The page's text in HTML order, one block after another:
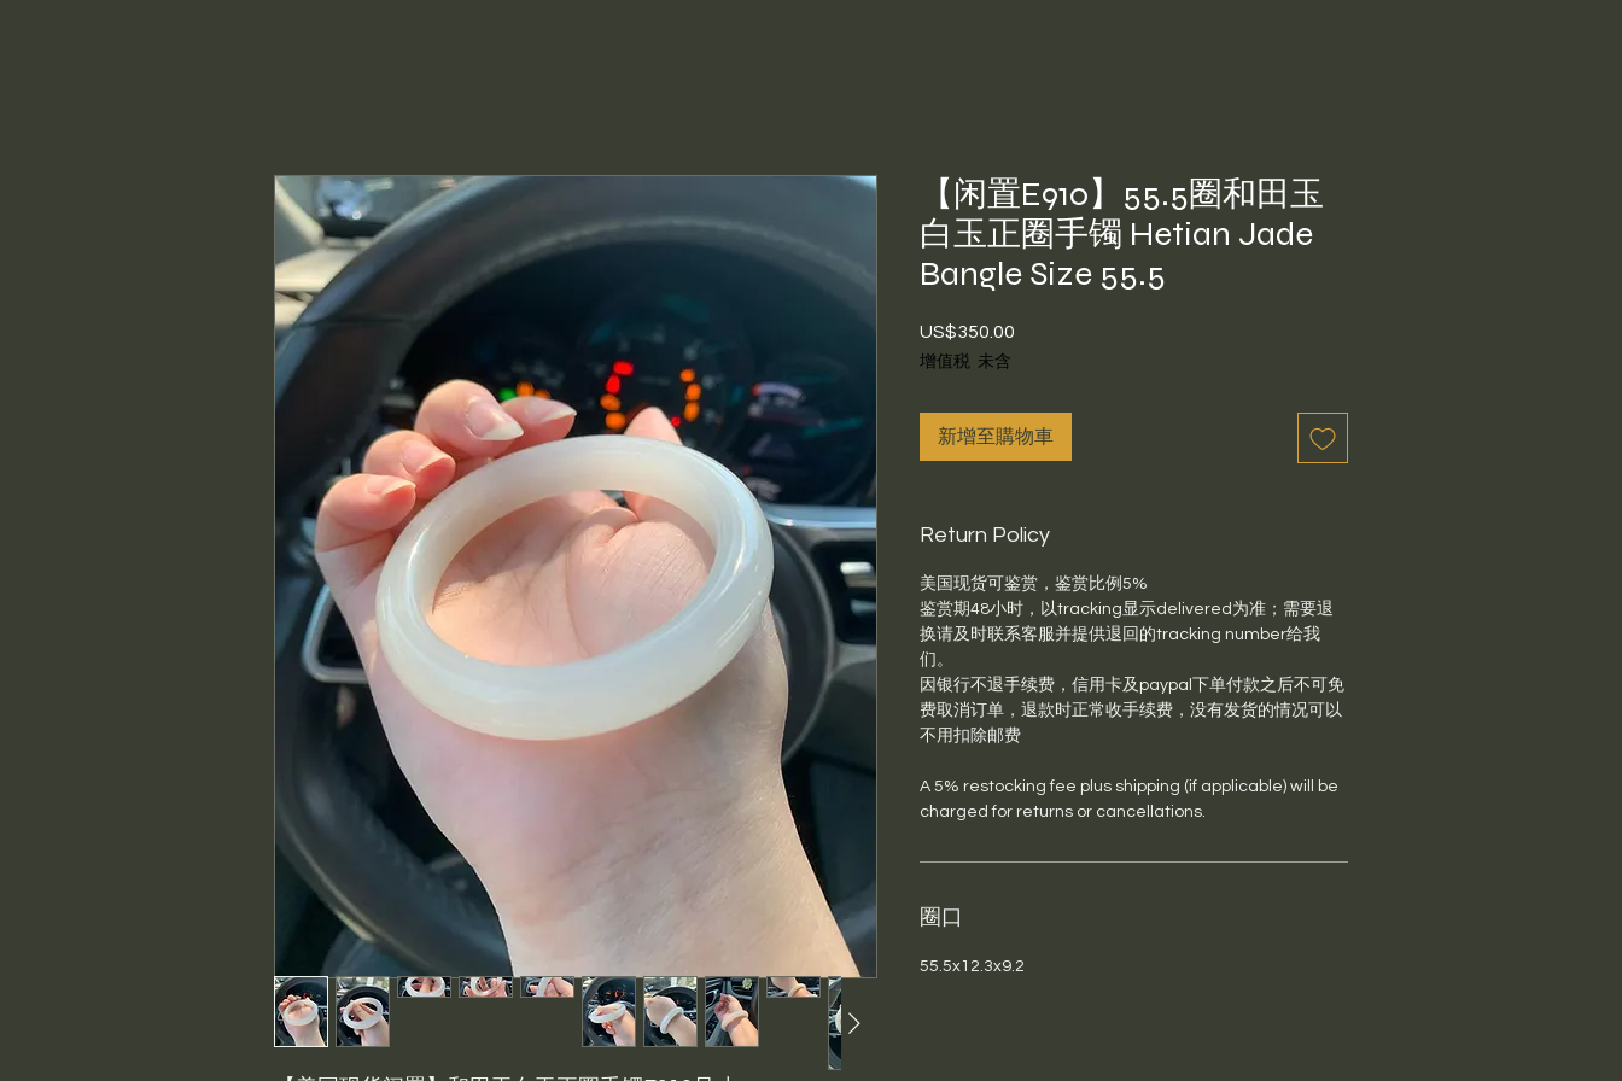
【闲置E910】55.5圈和田玉
白玉正圈手镯 Hetian Jade
Bangle Size 55.5
US$350.00
增值税 未含
新增至購物車
Return Policy
美国现货可鉴赏，鉴赏比例5%
鉴赏期48小时，以tracking显示delivered为准；需要退
换请及时联系客服并提供退回的tracking number给我
们。
因银行不退手续费，信用卡及paypal下单付款之后不可免
费取消订单，退款时正常收手续费，没有发货的情况可以
不用扣除邮费
A 5% restocking fee plus shipping (if applicable) will be
charged for returns or cancellations.
圈口
55.5x12.3x9.2